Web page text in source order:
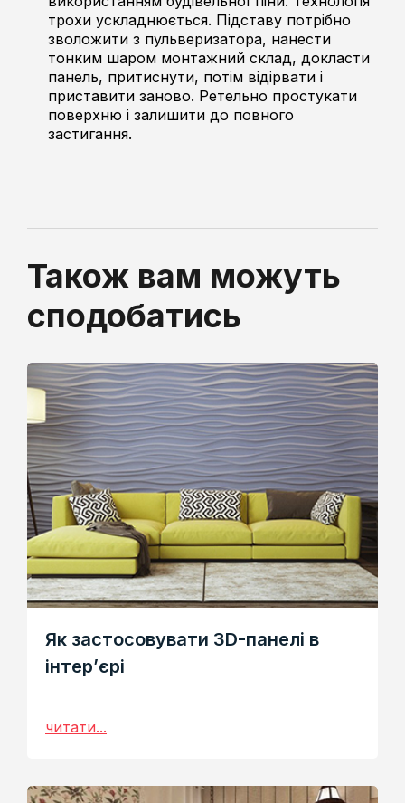
трохи ускладнюється. Підставу потрібно
зволожити з пульверизатора, нанести
тонким шаром монтажний склад, докласти
панель, притиснути, потім відірвати і
приставити заново. Ретельно простукати
поверхню і залишити до повного
застигання.
Також вам можуть
сподобатись
Як застосовувати 3D-панелі в
інтер’єрі
читати...